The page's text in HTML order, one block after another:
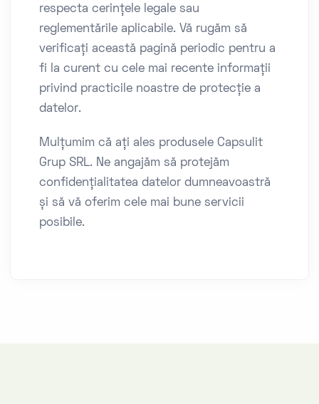
respecta cerințele legale sau
reglementările aplicabile. Vă rugăm să
verificați această pagină periodic pentru a
fi la curent cu cele mai recente informații
privind practicile noastre de protecție a
datelor.
Mulțumim că ați ales produsele Capsulit
Grup SRL. Ne angajăm să protejăm
confidențialitatea datelor dumneavoastră
și să vă oferim cele mai bune servicii
posibile.